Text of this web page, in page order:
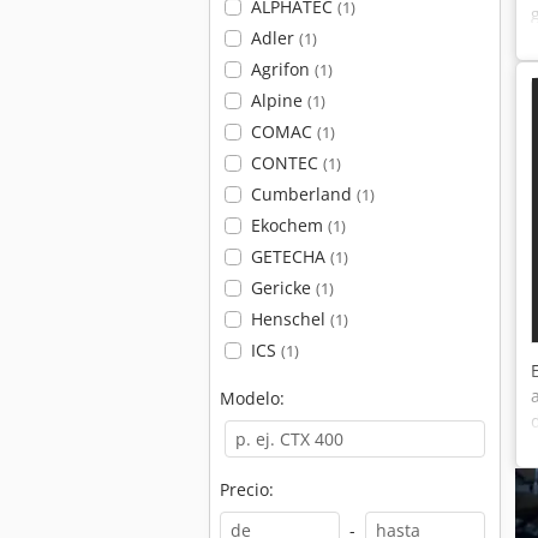
ALPHATEC (1)
Adler (1)
Agrifon (1)
Alpine (1)
COMAC (1)
CONTEC (1)
Cumberland (1)
Ekochem (1)
GETECHA (1)
Gericke (1)
Henschel (1)
ICS (1)
Modelo:
Precio:
-